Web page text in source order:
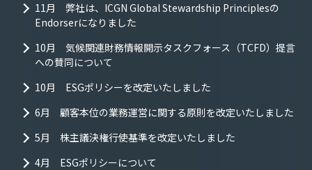
11月 弊社は、ICGN Global Stewardship Principlesの
Endorserになりました
10月 気候関連財務情報開示タスクフォース（TCFD）提言
への賛同について
10月 ESGポリシーを改定いたしました
6月 顧客本位の業務運営に関する原則を改定いたしました
5月 株主議決権行使基準を改定いたしました
4月 ESGポリシーについて